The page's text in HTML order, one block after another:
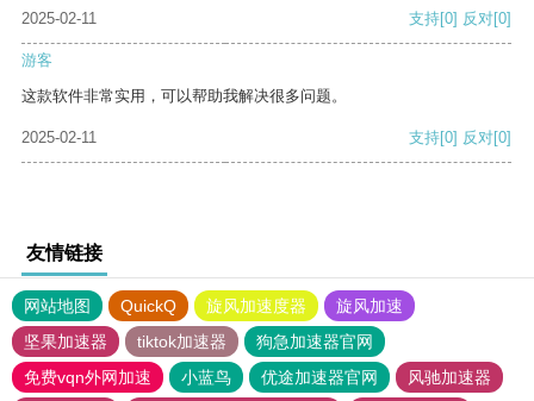
2025-02-11 支持[0] 反对[0]
游客
这款软件非常实用，可以帮助我解决很多问题。
2025-02-11 支持[0] 反对[0]
友情链接
网站地图 QuickQ 旋风加速度器
旋风加速
坚果加速器
tiktok加速器
狗急加速器官网
免费vqn外网加速
小蓝鸟 优途加速器官网 风驰加速器